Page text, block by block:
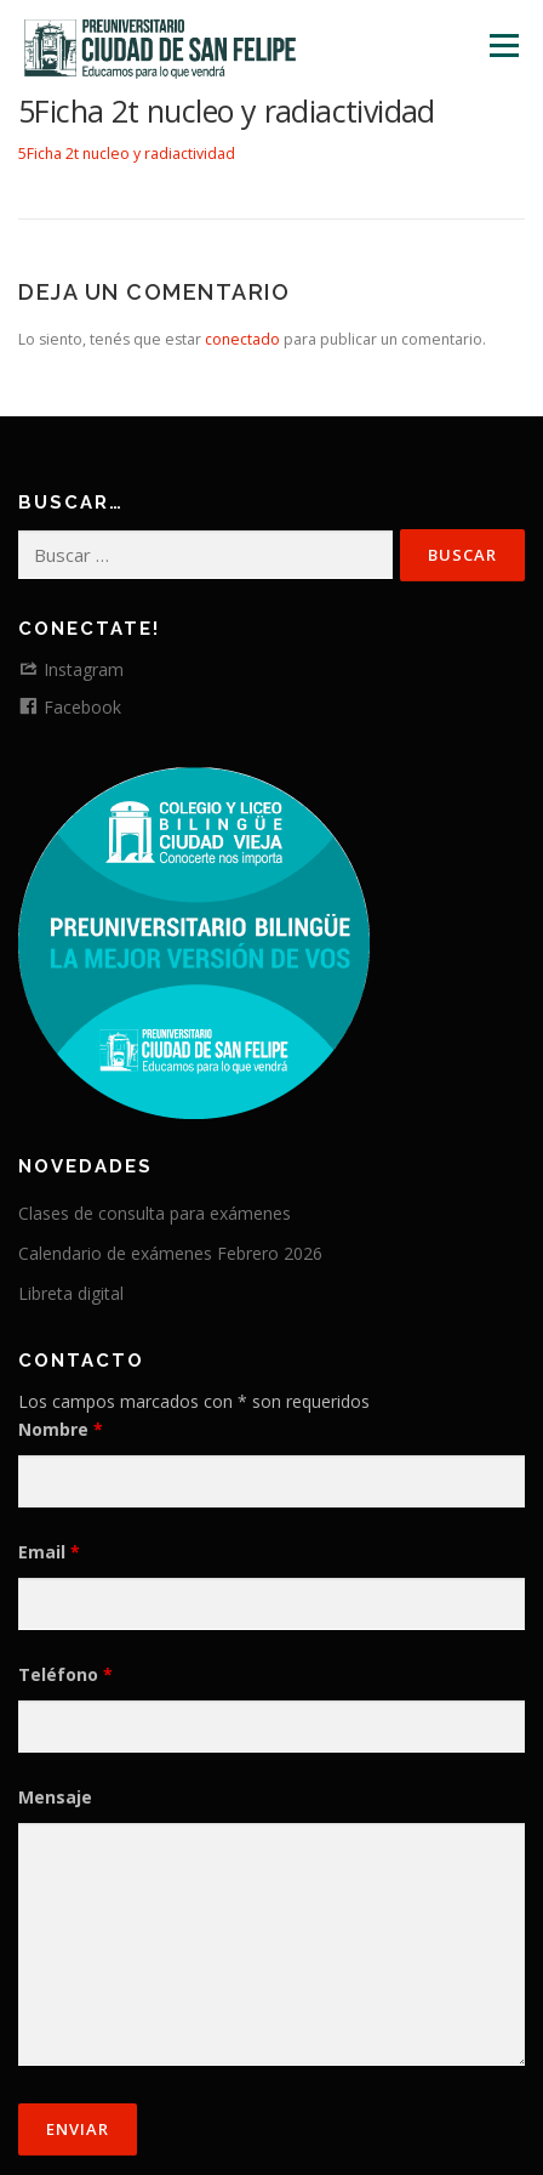
contenido
Menú
5Ficha 2t nucleo y radiactividad
5Ficha 2t nucleo y radiactividad
DEJA UN COMENTARIO
Lo siento, tenés que estar conectado para publicar un comentario.
BUSCAR…
CONECTATE!
Instagram
Facebook
NOVEDADES
Clases de consulta para exámenes
Calendario de exámenes Febrero 2026
Libreta digital
CONTACTO
Los campos marcados con * son requeridos
Nombre *
Email *
Teléfono *
Mensaje